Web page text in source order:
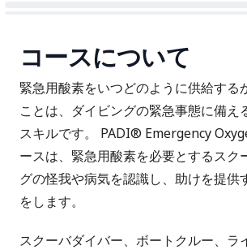
コースについて
緊急用酸素をいつどのように供給する
ことは、ダイビングの緊急事態に備え
スキルです。 PADI® Emergency
ースは、緊急用酸素を必要とするスク
グの怪我や病気を認識し、助けを提供
をします。
スクーバダイバー、ボートクルー、ラ